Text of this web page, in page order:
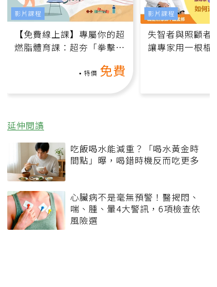
【免費線上課】專屬你的超
燃脂體育課：超夯「拳擊有
特價 免費
影片課程
失智者與照顧者
讓專家用一根棍
影片課程
延伸閱讀
吃飯喝水能減重？「喝水黃金時
間點」曝，喝錯時機反而吃更多
心臟病不是毫無預警！醫揭悶、
喘、腫、暈4大警訊，6項檢查依
風險選